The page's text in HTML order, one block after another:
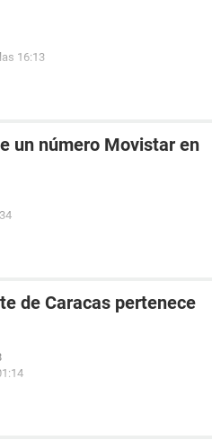
16:13
un número Movistar en
de Caracas pertenece